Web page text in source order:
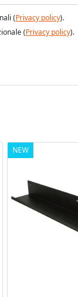
(Privacy policy).
(Privacy policy).
NEW